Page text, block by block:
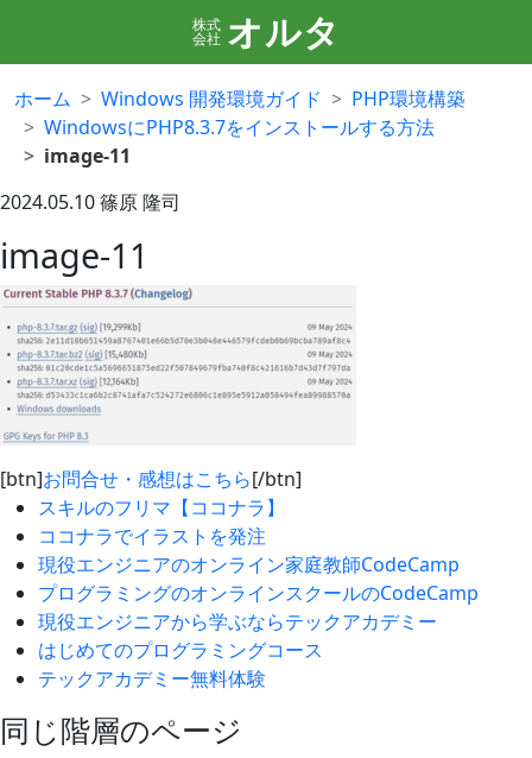
株式
会社 オルタ
ホーム Windows 開発環境ガイド
PHP環境構築
WindowsにPHP8.3.7をインストールする方法
image-11
2024.05.10篠原 隆司
image-11
[btn]お問合せ・感想はこちら[/btn]
スキルのフリマ【ココナラ】
ココナラでイラストを発注
現役エンジニアのオンライン家庭教師CodeCamp
プログラミングのオンラインスクールのCodeCamp
現役エンジニアから学ぶならテックアカデミー
はじめてのプログラミングコース
テックアカデミー無料体験
同じ階層のページ